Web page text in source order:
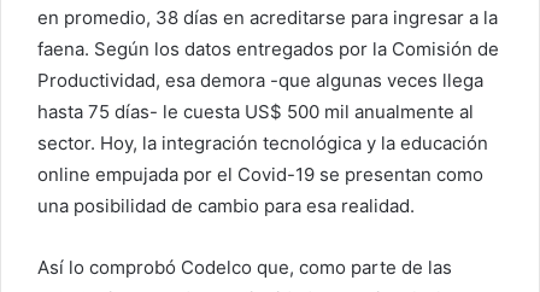
en promedio, 38 días en acreditarse para ingresar a la
faena. Según los datos entregados por la Comisión de
Productividad, esa demora -que algunas veces llega
hasta 75 días- le cuesta US$ 500 mil anualmente al
sector. Hoy, la integración tecnológica y la educación
online empujada por el Covid-19 se presentan como
una posibilidad de cambio para esa realidad.
Así lo comprobó Codelco que, como parte de las